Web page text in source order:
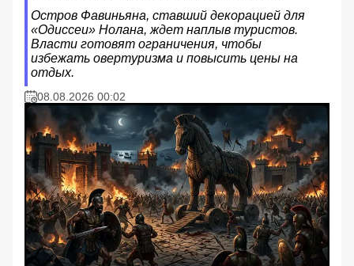
Остров Фавиньяна, ставший декорацией для
«Одиссеи» Нолана, ждет наплыв туристов.
Власти готовят ограничения, чтобы
избежать овертуризма и повысить цены на
отдых.
08.08.2026 00:02